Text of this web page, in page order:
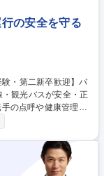
本、手積み手下ろし
の安全を守る
の点呼や健康管理、
スから地域の交通イ
を支えるための乗務
モニタリング、トラ
★運転手さんが安心し